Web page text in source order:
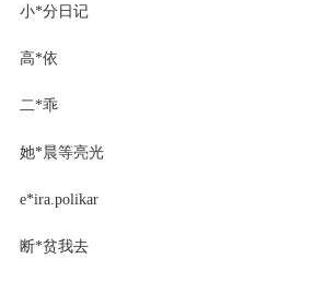
小*分日记
高*依
二*乖
她*晨等亮光
e*ira.polikar
断*贫我去